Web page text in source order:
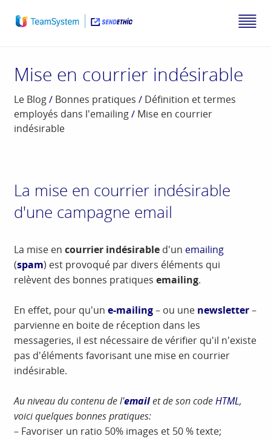
Mise en courrier indésirable
Le Blog/ Bonnes pratiques / Définition et termes
employés dans l'emailing/ Mise en courrier
indésirable
La mise en courrier indésirable
d'une campagne email
La mise encourrier indésirable d'un emailing
(spam) est provoqué par divers éléments qui
relèvent des bonnes pratiquesemailing.
En effet, pour qu'une-mailing – ou une newsletter–
parvienne en boite de réception dans les
messageries, il est nécessaire de vérifier qu'il n'existe
pas d'éléments favorisant une mise en courrier
indésirable.
Au niveau du contenu de l'emailet de son codeHTML,
voici quelques bonnes pratiques:
– Favoriser un ratio 50% images et 50 % texte;